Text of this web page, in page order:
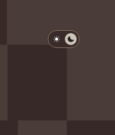
淺色模式
深色模式